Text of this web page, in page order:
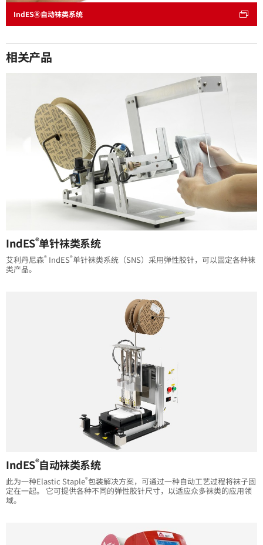
IndESⓇ自动袜类系统
相关产品
IndES®单针袜类系统
艾利丹尼森® IndES®单针袜类系统（SNS）采用弹性胶针，可以固定各种袜
类产品。
IndES®自动袜类系统
此为一种Elastic Staple®包装解决方案，可通过一种自动工艺过程将袜子固
定在一起。 它可提供各种不同的弹性胶针尺寸，以适应众多袜类的应用领
域。